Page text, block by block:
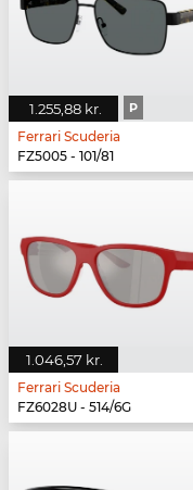
1.255,88 kr. P
Ferrari Scuderia
FZ5005 - 101/81
1.046,57 kr.
Ferrari Scuderia
FZ6028U - 514/6G